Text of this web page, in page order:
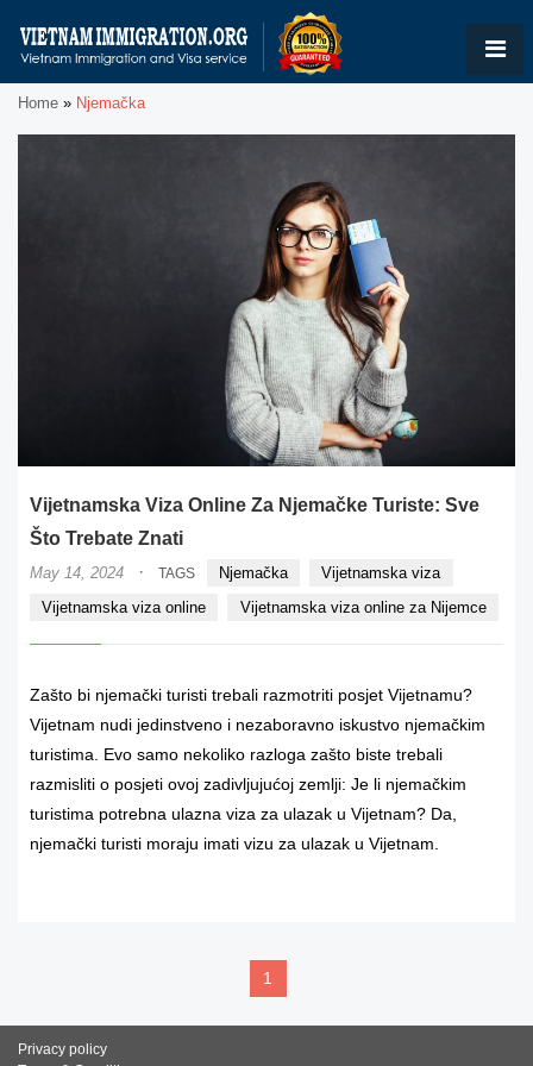
Home » Njemačka
Vijetnamska Viza Online Za Njemačke Turiste: Sve
Što Trebate Znati
May 14, 2024 · TAGS Njemačka
Vijetnamska viza
Vijetnamska viza online
Vijetnamska viza online za Nijemce
Zašto bi njemački turisti trebali razmotriti posjet Vijetnamu?
Vijetnam nudi jedinstveno i nezaboravno iskustvo njemačkim
turistima. Evo samo nekoliko razloga zašto biste trebali
razmisliti o posjeti ovoj zadivljujućoj zemlji: Je li njemačkim
turistima potrebna ulazna viza za ulazak u Vijetnam? Da,
njemački turisti moraju imati vizu za ulazak u Vijetnam.
1
Privacy policy